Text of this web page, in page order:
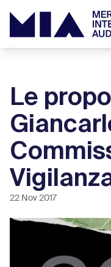
Le
22 Nov 2017